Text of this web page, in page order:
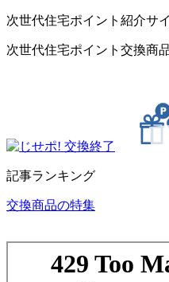
次世代住宅ポイント紹介サ
次世代住宅ポイント交換商
記事ランキング
交換商品の特集